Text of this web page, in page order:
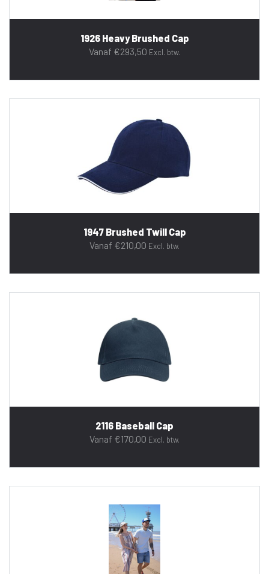
1926 Heavy Brushed Cap
Vanaf €293,50 Excl. btw.
1947 Brushed Twill Cap
Vanaf €210,00 Excl. btw.
2116 Baseball Cap
Vanaf €170,00 Excl. btw.